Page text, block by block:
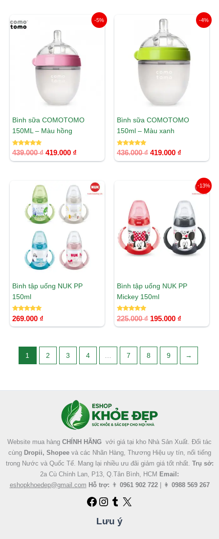
-5%
Bình sữa COMOTOMO
150ML – Màu hồng
Được xếp
hạng
5.00
439.000₫
439.000 ₫.
419.000 ₫
419.000 ₫.
-4%
Bình sữa COMOTOMO
150ml – Màu xanh
Được xếp
hạng
5.00
436.000₫
Giá
gốc
là:
436.000 ₫.
419.000 ₫
là:
419.000 ₫.
Bình tập uống NUK PP
150ml
Được xếp
hạng
5.00
269.000 ₫
-13%
Bình tập uống NUK PP
Mickey 150ml
Được xếp
hạng
5.00
225.000₫
225.000 ₫.
195.000 ₫
hiện
tại
là:
195.000 ₫.
1 2 3 4 7 8 9 →
Website mua hàng CHÍNH HÃNG với giá tại kho Nhà Sản Xuất. Đối tác
cùng Dropii, Shopeevà các Nhãn Hàng, Thương Hiệu uy tín, nổi tiếng
trong Nước và Quốc Tế. Mang lại nhiều ưu đãi giảm giá tốt nhất. Trụ sở:
2a Cù Chính Lan, P13, Q.Tân Bình, HCM Email:
eshopkhoedep@gmail.com Hỗ trợ: 👨 0961 902 722| 👩 0988 569 267
Lưu ý